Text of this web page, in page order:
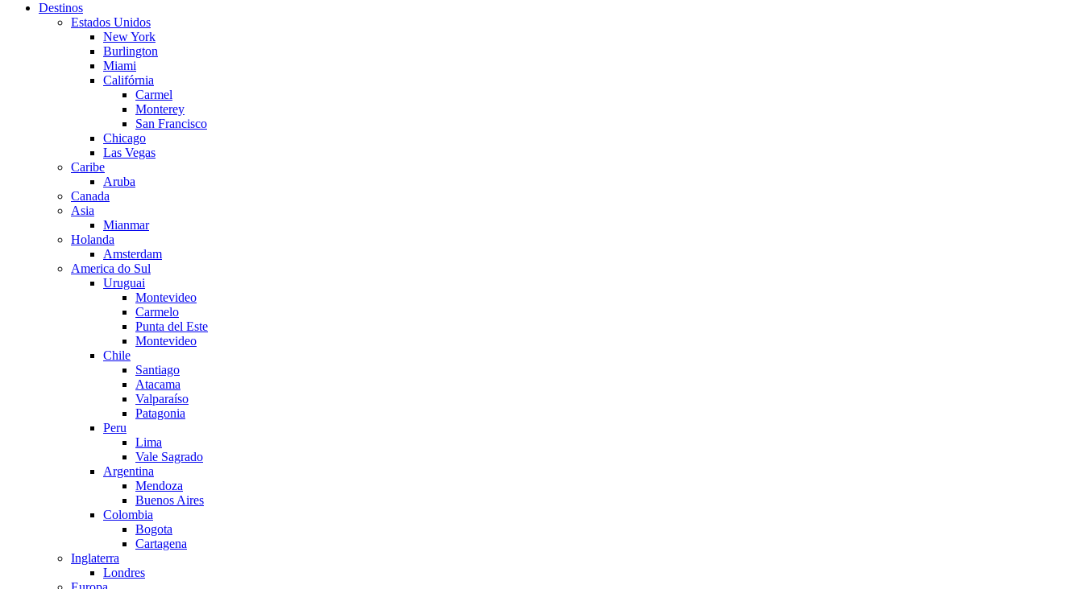
Destinos
Estados Unidos
New York
Burlington
Miami
Califórnia
Carmel
Monterey
San Francisco
Chicago
Las Vegas
Caribe
Aruba
Canada
Asia
Mianmar
Holanda
Amsterdam
America do Sul
Uruguai
Montevideo
Carmelo
Punta del Este
Montevideo
Chile
Santiago
Atacama
Valparaíso
Patagonia
Peru
Lima
Vale Sagrado
Argentina
Mendoza
Buenos Aires
Colombia
Bogota
Cartagena
Inglaterra
Londres